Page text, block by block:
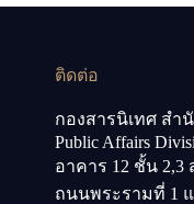
ติดต่อ
กองสารนิเทศ สำ
Public Affairs
อาคาร 12 ชั้น
ถนนพระรามที่ 1